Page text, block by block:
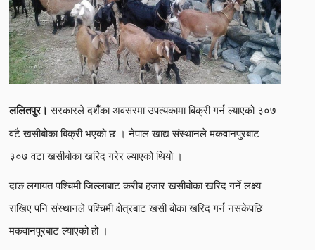
ललितपुर। सरकारले दशैँका अवसरमा उपत्यकामा बिक्री गर्न ल्याएको ३०७
वटै खसीबोका बिक्री भएको छ । नेपाल खाद्य संस्थानले मकवानपुरबाट
३०७ वटा खसीबोका खरिद गरेर ल्याएको थियो ।
दाङ लगायत पश्चिमी जिल्लाबाट करीब हजार खसीबोका खरिद गर्ने लक्ष्य
राखिए पनि संस्थानले पश्चिमी क्षेत्रबाट खसी बोका खरिद गर्न नसकेपछि
मकवानपुरबाट ल्याएको हो ।